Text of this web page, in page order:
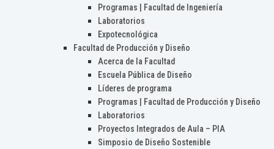
Programas | Facultad de Ingeniería
Laboratorios
Expotecnológica
Facultad de Producción y Diseño
Acerca de la Facultad
Escuela Pública de Diseño
Líderes de programa
Programas | Facultad de Producción y Diseño
Laboratorios
Proyectos Integrados de Aula – PIA
Simposio de Diseño Sostenible